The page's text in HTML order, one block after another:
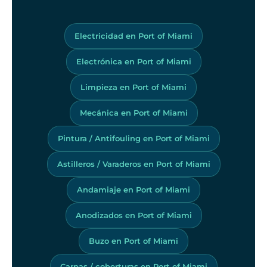
Electricidad en Port of Miami
Electrónica en Port of Miami
Limpieza en Port of Miami
Mecánica en Port of Miami
Pintura / Antifouling en Port of Miami
Astilleros / Varaderos en Port of Miami
Andamiaje en Port of Miami
Anodizados en Port of Miami
Buzo en Port of Miami